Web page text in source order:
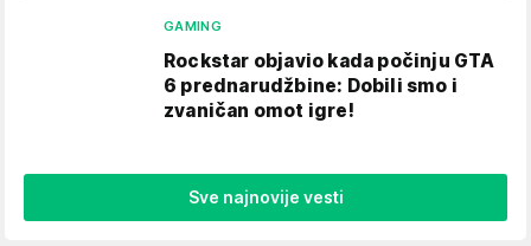
GAMING
Rockstar objavio kada počinju GTA
6 prednarudžbine: Dobili smo i
zvaničan omot igre!
Sve najnovije vesti